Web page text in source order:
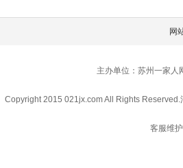
网
主办单位：苏州一家人
Copyright 2015 021jx.com All Rights Reserved.
客服维